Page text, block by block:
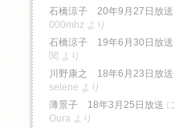
石橋涼子 20年9月27日放送
000mhz より
石橋涼子 19年6月30日放送
関 より
川野康之 18年6月23日放送
selene より
薄景子 18年3月25日放送 に
Oura より